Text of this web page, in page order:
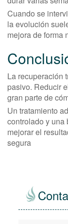
Cuando se
la evolución
mejora de forma
La recuperación
pasivo. Reducir
gran parte de
Un tratamiento
controlado y una
mejorar el
segura